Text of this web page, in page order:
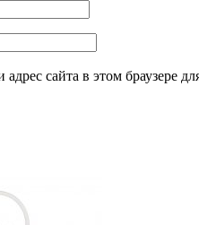
сайта в этом браузере